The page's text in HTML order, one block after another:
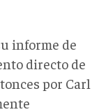
informe de
directo de
por Carl